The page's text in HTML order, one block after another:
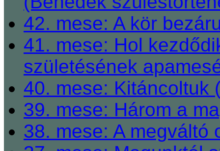
42. mese: A kör
41. mese: Hol
születésének
40. mese: Kitáncoltuk
39. mese: Három a
38. mese: A megváltó